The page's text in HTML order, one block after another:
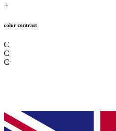
+
color contrast
C
C
C